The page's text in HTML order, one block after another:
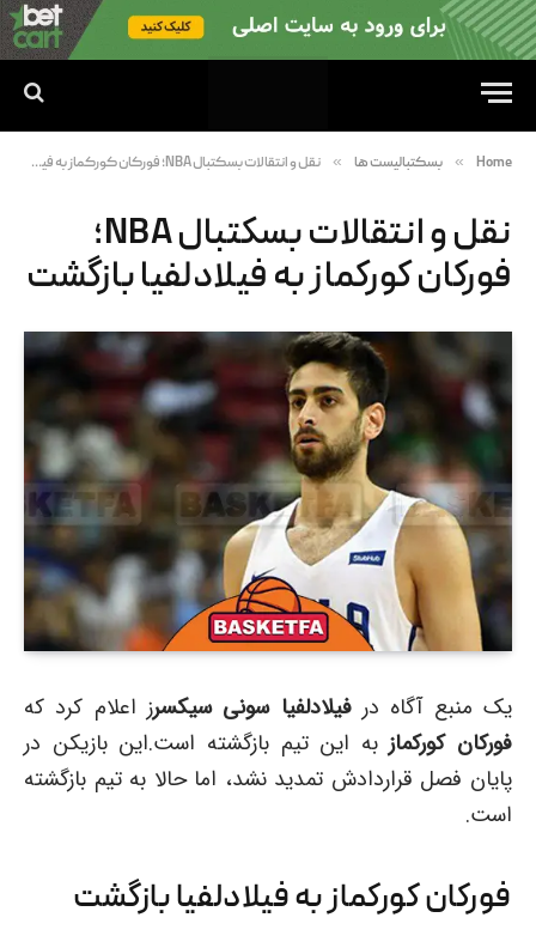
Home
» بسکتبالیست ها » نقل و انتقالات بسکتبال NBA؛ فورکان کورکماز به فیلادلفیا بازگشت
نقل و انتقالات بسکتبال NBA؛
فورکان کورکماز به فیلادلفیا بازگشت
یک منبع آگاه درفیلادلفیا سونی سیکسرز اعلام کرد که
فورکان کورکمازبه این تیم بازگشته است.این بازیکن در
پایان فصل قراردادش تمدید نشد، اما حالا به تیم بازگشته
است.
فورکان کورکماز به فیلادلفیا بازگشت